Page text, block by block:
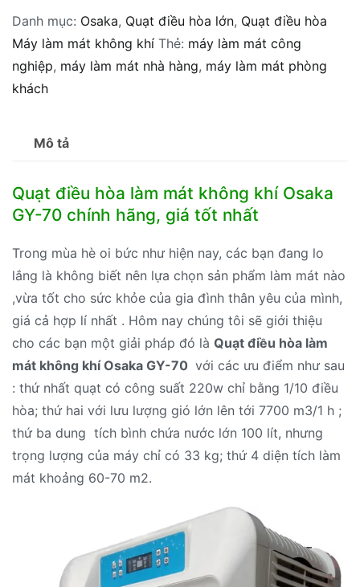
Danh mục: Osaka, Quạt điều hòa lớn, Quạt điều hòa
Máy làm mát không khí Thẻ: máy làm mát công
nghiệp, máy làm mát nhà hàng, máy làm mát phòng
khách
Mô tả
Quạt điều hòa làm mát không khí Osaka
GY-70 chính hãng, giá tốt nhất
Trong mùa hè oi bức như hiện nay, các bạn đang lo
lắng là không biết nên lựa chọn sản phẩm làm mát nào
,vừa tốt cho sức khỏe của gia đình thân yêu của mình,
giá cả hợp lí nhất . Hôm nay chúng tôi sẽ giới thiệu
cho các bạn một giải pháp đó là Quạt điều hòa làm
mát không khí Osaka GY-70 với các ưu điểm như sau
: thứ nhất quạt có công suất 220w chỉ bằng 1/10 điều
hòa; thứ hai với lưu lượng gió lớn lên tới 7700 m3/1 h ;
thứ ba dung tích bình chứa nước lớn 100 lít, nhưng
trọng lượng của máy chỉ có 33 kg; thứ 4 diện tích làm
mát khoảng 60-70 m2.